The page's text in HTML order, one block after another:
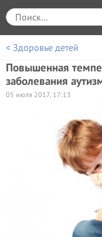
< Здоровье детей
Повышенная
заболевания
05 июля 2017, 17:13